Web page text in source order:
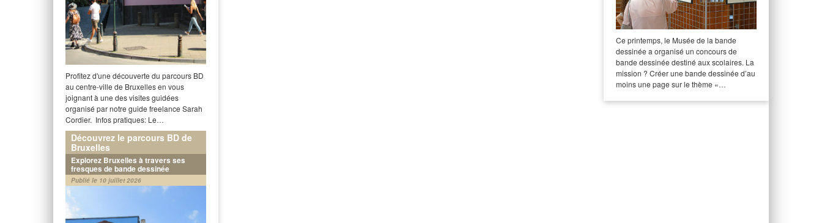
Profitez d'une découverte du parcours BD
au centre-ville de Bruxelles en vous
joignant à une des visites guidées
organisé par notre guide freelance Sarah
Cordier. Infos pratiques: Le…
Découvrez le parcours BD de
Bruxelles
Explorez Bruxelles à travers ses
fresques de bande dessinée
Publié le 10 juillet 2026
Ce printemps, le Musée de la bande
dessinée a organisé un concours de
bande dessinée destiné aux scolaires. La
mission ? Créer une bande dessinée d’au
moins une page sur le thème «…